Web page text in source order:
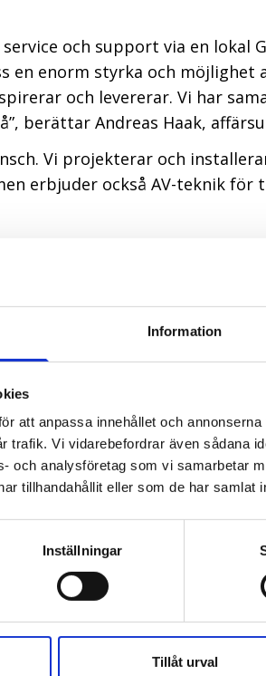
Information
att anpassa innehållet och
trafik. Vi vidarebefordrar även sådana
och analysföretag som vi samarbetar
tillhandahållit eller som de har samlat
Inställningar
Tillåt urval
och support via en lokal
en enorm styrka och
och levererar. Vi har
berättar Andreas Haak,
Vi projekterar och
erbjuder också AV-teknik för
och reaktivt. Det är viktigt att
över tid, att framtidssäkra
hand om eventen och de fasta
tjänster. FM är så stort i
skall ytorna användas
och
uppkopplad. FM flyter
fastighetsägaren och
skede med rätt utrustning för
Vår hårdvara är
Andreas.
att förändra
önskemål när vi åtar oss ett
synpunkt. Sedan vill vi